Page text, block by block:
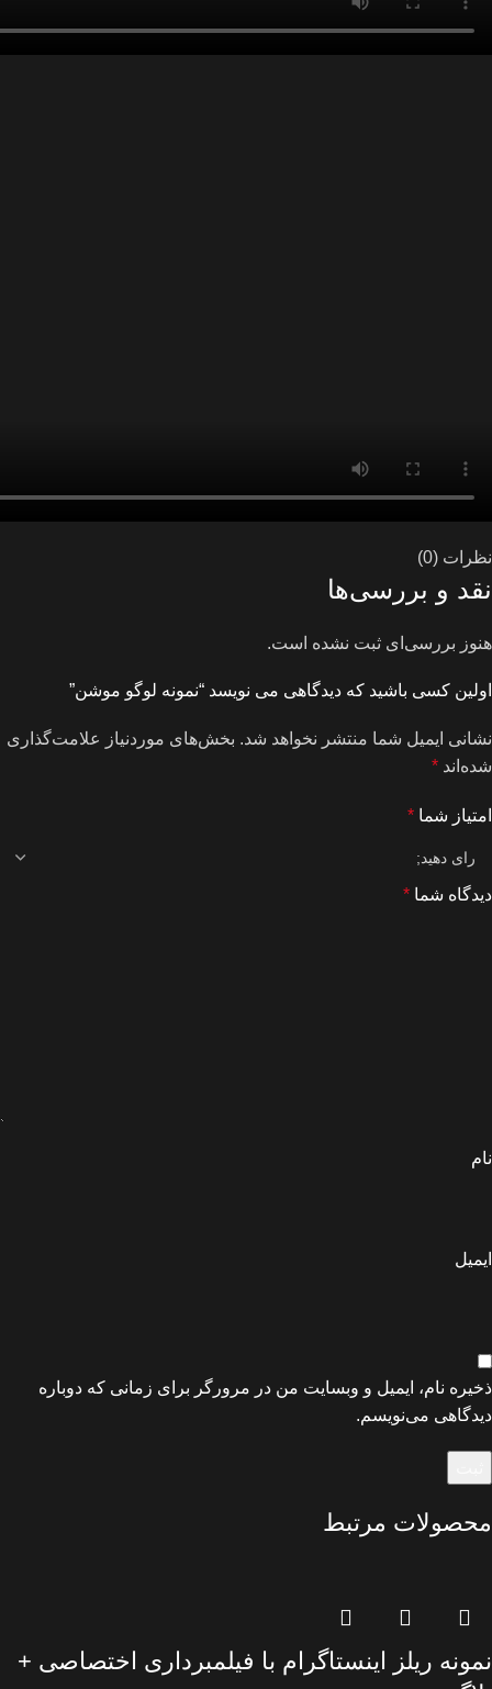
نظرات (0)
نقد و بررسی‌ها
هنوز بررسی‌ای ثبت نشده است.
اولین کسی باشید که دیدگاهی می نویسد “نمونه لوگو موشن”
نشانی ایمیل شما منتشر نخواهد شد. بخش‌های موردنیاز علامت‌گذاری
شده‌اند *
امتیاز شما *
دیدگاه شما *
نام
ایمیل
ذخیره نام، ایمیل و وبسایت من در مرورگر برای زمانی که دوباره
دیدگاهی می‌نویسم.
محصولات مرتبط
نمونه ریلز اینستاگرام با فیلمبرداری اختصاصی +